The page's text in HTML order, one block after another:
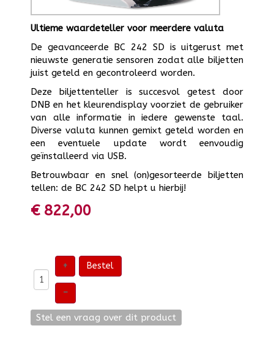
Ultieme waardeteller voor meerdere valuta
De geavanceerde BC 242 SD is uitgerust met
nieuwste generatie sensoren zodat alle biljetten
juist geteld en gecontroleerd worden.
Deze biljettenteller is succesvol getest door
DNB en het kleurendisplay voorziet de gebruiker
van alle informatie in iedere gewenste taal.
Diverse valuta kunnen gemixt geteld worden en
een eventuele update wordt eenvoudig
geïnstalleerd via USB.
Betrouwbaar en snel (on)gesorteerde biljetten
tellen: de BC 242 SD helpt u hierbij!
€ 822,00
+
–
Bestel